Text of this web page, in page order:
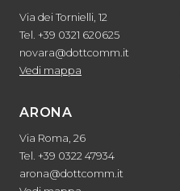
Via dei Tornielli, 12
Tel. +39 0321 620625
novara@dottcomm.it
Vedi mappa
ARONA
Via Roma, 26
Tel. +39 0322 47934
arona@dottcomm.it